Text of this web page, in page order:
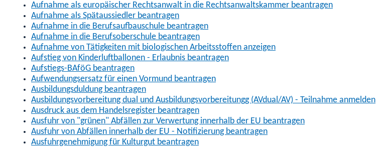
Aufnahme als europäischer Rechtsanwalt in die Rechtsanwaltskammer beantragen
Aufnahme als Spätaussiedler beantragen
Aufnahme in die Berufsaufbauschule beantragen
Aufnahme in die Berufsoberschule beantragen
Aufnahme von Tätigkeiten mit biologischen Arbeitsstoffen anzeigen
Aufstieg von Kinderluftballonen - Erlaubnis beantragen
Aufstiegs-BAföG beantragen
Aufwendungsersatz für einen Vormund beantragen
Ausbildungsduldung beantragen
Ausbildungsvorbereitung dual und Ausbildungsvorbereitungg (AVdual/AV) - Teilnahme anmelden
Ausdruck aus dem Handelsregister beantragen
Ausfuhr von "grünen" Abfällen zur Verwertung innerhalb der EU beantragen
Ausfuhr von Abfällen innerhalb der EU - Notifizierung beantragen
Ausfuhrgenehmigung für Kulturgut beantragen